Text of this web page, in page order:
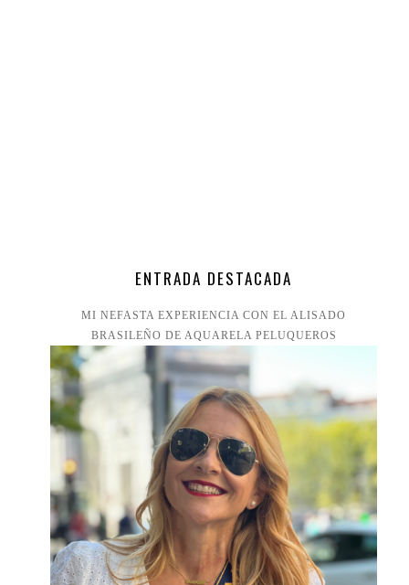
ENTRADA DESTACADA
MI NEFASTA EXPERIENCIA CON EL ALISADO
BRASILEÑO DE AQUARELA PELUQUEROS